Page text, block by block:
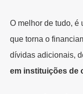
O melhor de tudo, é
que torna o
dívidas adicionais,
em instituições de